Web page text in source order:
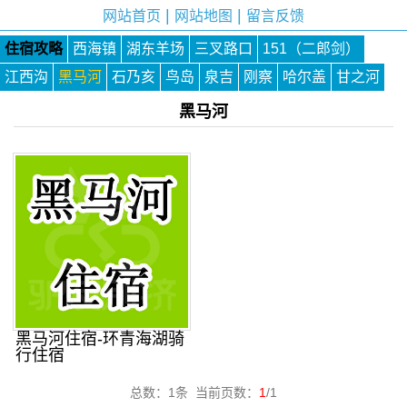
网站首页 网站地图 留言反馈
住宿攻略 西海镇 湖东羊场 三叉路口
151（二郎剑）
江西沟
黑马河 石乃亥 鸟岛 泉吉 刚察 哈尔盖 甘之河
黑马河
黑马河住宿-环青海湖骑
行住宿
总数：1条 当前页数： 1/1